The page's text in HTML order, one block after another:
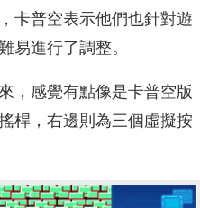
卡普空表示他們也針對遊
易進行了調整。
，感覺有點像是卡普空版
桿，右邊則為三個虛擬按